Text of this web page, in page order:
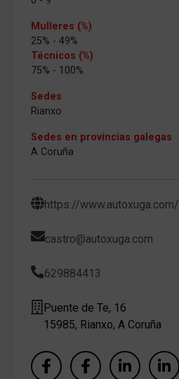
Mulleres (%)
25% - 49%
Técnicos (%)
75% - 100%
Sedes
Rianxo
Sedes en provincias galegas
A Coruña
https://www.autoxuga.com/
castro@autoxuga.com
629884413
Puente de Te, 16
15985, Rianxo, A Coruña